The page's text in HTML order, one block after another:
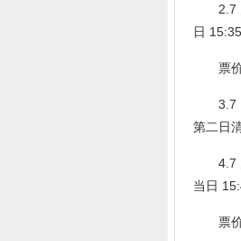
2.7 月
日
票价 :
3.7 月
第二日
4.7 月
当日
票价 :